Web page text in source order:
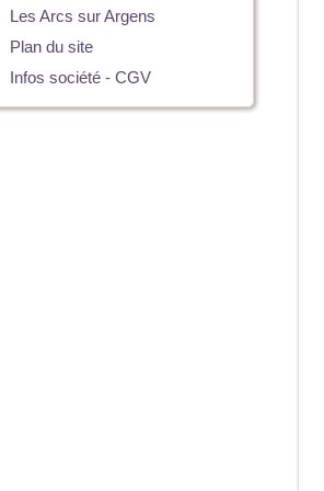
Les Arcs sur Argens
Plan du site
Infos société - CGV